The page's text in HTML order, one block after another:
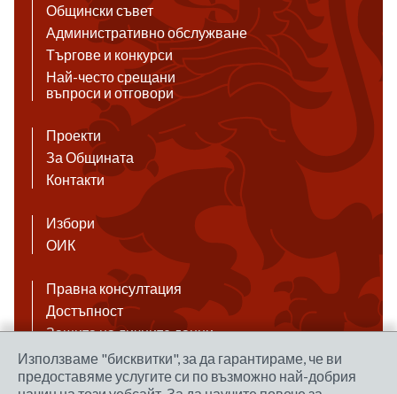
Общински съвет
Административно обслужване
Търгове и конкурси
Най-често срещани
въпроси и отговори
Проекти
За Общината
Контакти
Избори
ОИК
Правна консултация
Достъпност
Защита на личните данни
Антикорупция
Връзки
Използваме "бисквитки", за да гарантираме, че ви
предоставяме услугите си по възможно най-добрия